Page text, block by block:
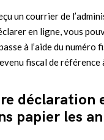
un courrier de
en ligne, vous
à l’aide du
fiscal de référence
déclaration
papier les